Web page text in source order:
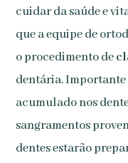
cuidar da saúde e
que a equipe de
o procedimento de
dentária.
acumulado nos
sangramentos
dentes estarão